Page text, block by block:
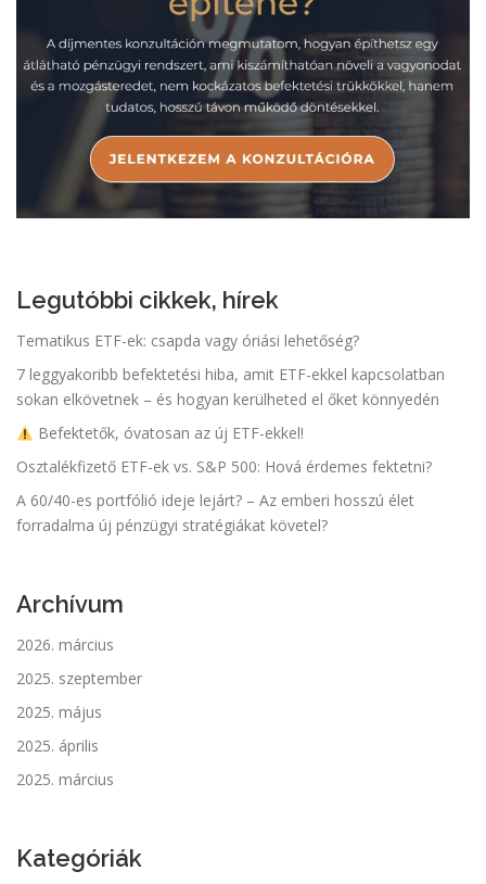
Legutóbbi cikkek, hírek
Tematikus ETF-ek: csapda vagy óriási lehetőség?
7 leggyakoribb befektetési hiba, amit ETF-ekkel kapcsolatban
sokan elkövetnek – és hogyan kerülheted el őket könnyedén
Befektetők, óvatosan az új ETF-ekkel!
Osztalékfizető ETF-ek vs. S&P 500: Hová érdemes fektetni?
A 60/40-es portfólió ideje lejárt? – Az emberi hosszú élet
forradalma új pénzügyi stratégiákat követel?
Archívum
2026. március
2025. szeptember
2025. május
2025. április
2025. március
Kategóriák